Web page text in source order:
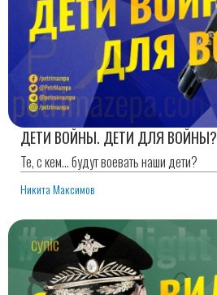
ДЕТИ ВОЙНЫ. ДЕТИ ДЛЯ ВОЙНЫ?
Те, с кем... будут воевать наши дети?
Никита Максимов